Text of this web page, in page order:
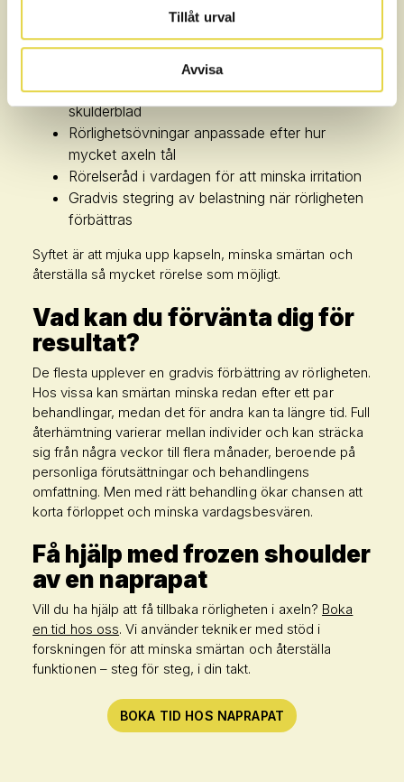
Tillåt urval
Avvisa
lägger vi upp en behandling som stegvis återställer
funktionen i axeln. Behandlingen kan innehålla:
Manuell mobilisering av axelleden
Mjukdelsbehandling av muskler kring axel och
skulderblad
Rörlighetsövningar anpassade efter hur
mycket axeln tål
Rörelseråd i vardagen för att minska irritation
Gradvis stegring av belastning när rörligheten
förbättras
Syftet är att mjuka upp kapseln, minska smärtan och
återställa så mycket rörelse som möjligt.
Vad kan du förvänta dig för
resultat?
De flesta upplever en gradvis förbättring av rörligheten.
Hos vissa kan smärtan minska redan efter ett par
behandlingar, medan det för andra kan ta längre tid. Full
återhämtning varierar mellan individer och kan sträcka
sig från några veckor till flera månader, beroende på
personliga förutsättningar och behandlingens
omfattning. Men med rätt behandling ökar chansen att
korta förloppet och minska vardagsbesvären.
Få hjälp med frozen shoulder
av en naprapat
Vill du ha hjälp att få tillbaka rörligheten i axeln? Boka
en tid hos oss. Vi använder tekniker med stöd i
forskningen för att minska smärtan och återställa
funktionen – steg för steg, i din takt.
BOKA TID HOS NAPRAPAT